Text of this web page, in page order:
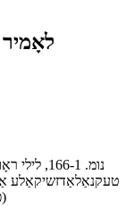
נומ. 166-
טעקנאַלאַדזשיקאַלע
פּראָווינץ (פּראָדוקציע וואָרקשאָפּ נומ. 1-2))